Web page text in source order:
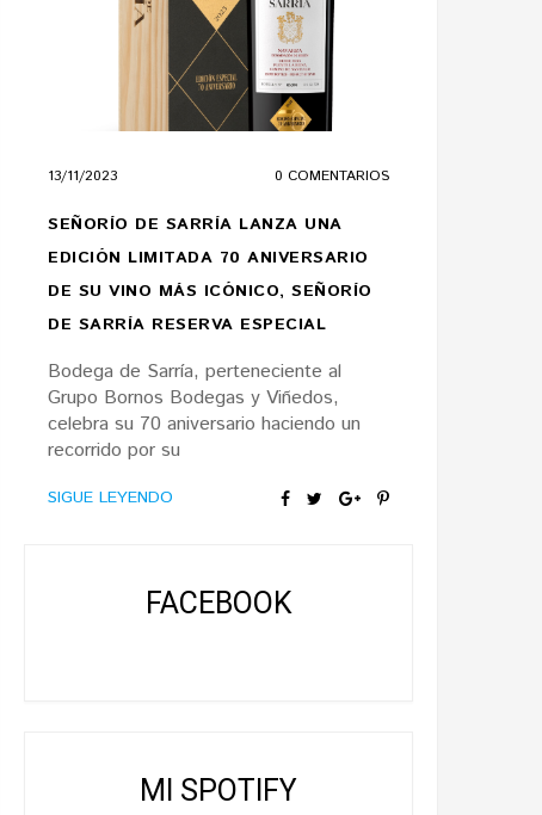
13/11/2023 0 COMENTARIOS
SEÑORÍO DE SARRÍA LANZA UNA
EDICIÓN LIMITADA 70 ANIVERSARIO
DE SU VINO MÁS ICÓNICO, SEÑORÍO
DE SARRÍA RESERVA ESPECIAL
Bodega de Sarría, perteneciente al
Grupo Bornos Bodegas y Viñedos,
celebra su 70 aniversario haciendo un
recorrido por su
SIGUE LEYENDO
FACEBOOK
MI SPOTIFY